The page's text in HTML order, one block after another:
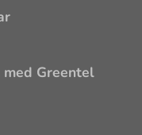
Greentel